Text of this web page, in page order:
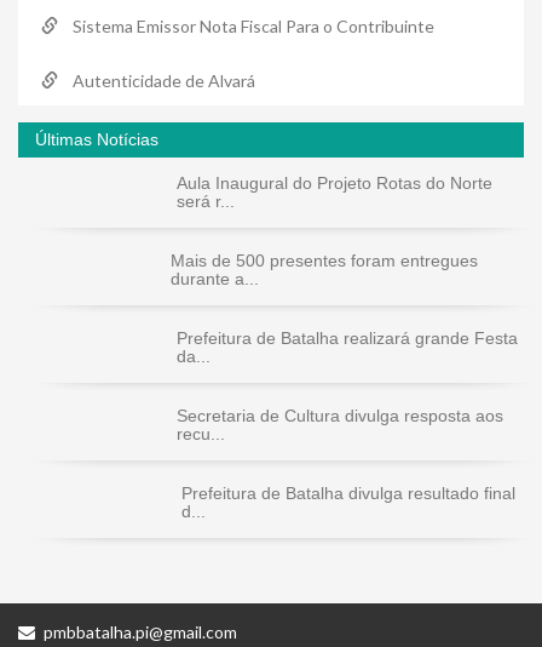
Sistema Emissor Nota Fiscal Para o Contribuinte
Autenticidade de Alvará
Últimas Notícias
Aula Inaugural do Projeto Rotas do Norte
será r...
Mais de 500 presentes foram entregues
durante a...
Prefeitura de Batalha realizará grande Festa
da...
Secretaria de Cultura divulga resposta aos
recu...
Prefeitura de Batalha divulga resultado final
d...
pmbbatalha.pi@gmail.com